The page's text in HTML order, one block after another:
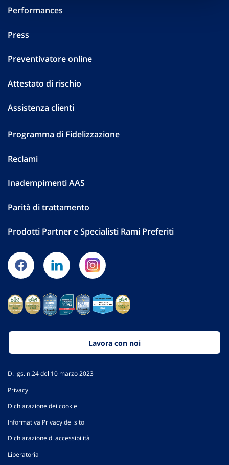
Performances
Press
Preventivatore online
Attestato di rischio
Assistenza clienti
Programma di Fidelizzazione
Reclami
Inadempimenti AAS
Parità di trattamento
Prodotti Partner e Specialisti Rami Preferiti
Lavora con noi
D. lgs. n.24 del 10 marzo 2023
Privacy
Dichiarazione dei cookie
Informativa Privacy del sito
Dichiarazione di accessibilità
Liberatoria